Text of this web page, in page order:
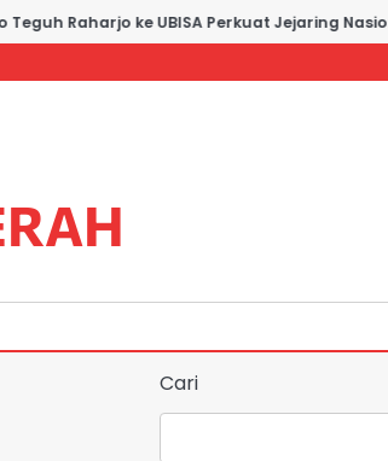
Raharjo ke UBISA Perkuat Jejaring Nasional
Cari